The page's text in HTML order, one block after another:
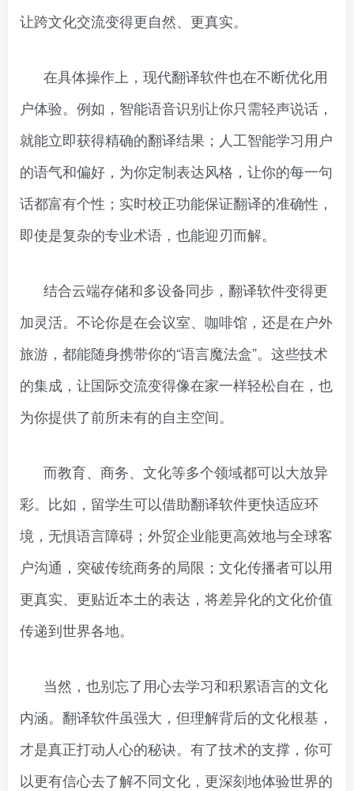
让跨文化交流变得更自然、更真实。
在具体操作上，现代翻译软件也在不断优化用
户体验。例如，智能语音识别让你只需轻声说话，
就能立即获得精确的翻译结果；人工智能学习用户
的语气和偏好，为你定制表达风格，让你的每一句
话都富有个性；实时校正功能保证翻译的准确性，
即使是复杂的专业术语，也能迎刃而解。
结合云端存储和多设备同步，翻译软件变得更
加灵活。不论你是在会议室、咖啡馆，还是在户外
旅游，都能随身携带你的“语言魔法盒”。这些技术
的集成，让国际交流变得像在家一样轻松自在，也
为你提供了前所未有的自主空间。
而教育、商务、文化等多个领域都可以大放异
彩。比如，留学生可以借助翻译软件更快适应环
境，无惧语言障碍；外贸企业能更高效地与全球客
户沟通，突破传统商务的局限；文化传播者可以用
更真实、更贴近本土的表达，将差异化的文化价值
传递到世界各地。
当然，也别忘了用心去学习和积累语言的文化
内涵。翻译软件虽强大，但理解背后的文化根基，
才是真正打动人心的秘诀。有了技术的支撑，你可
以更有信心去了解不同文化，更深刻地体验世界的